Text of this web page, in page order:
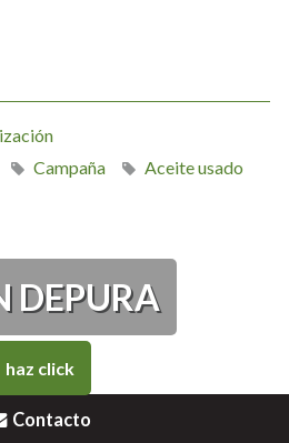
Campaña Aceite usado
DEPURA
haz click
Contacto